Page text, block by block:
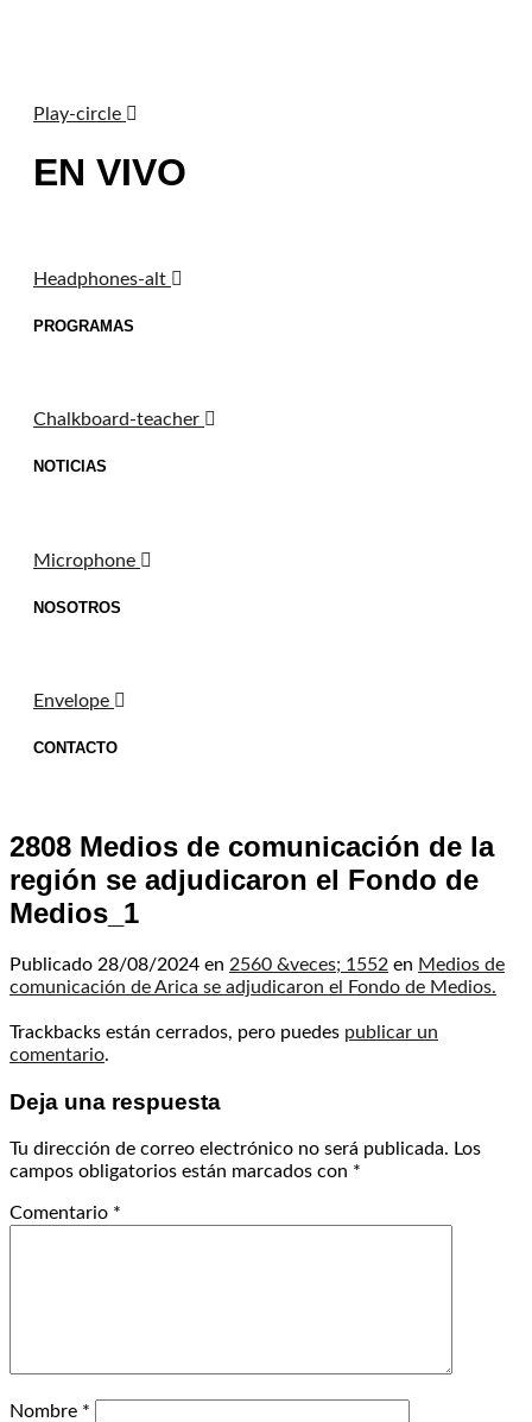
Play-circle
EN VIVO
Headphones-alt
PROGRAMAS
Chalkboard-teacher
NOTICIAS
Microphone
NOSOTROS
Envelope
CONTACTO
2808 Medios de comunicación de la
región se adjudicaron el Fondo de
Medios_1
Publicado 28/08/2024 en 2560 &veces; 1552 en Medios de
comunicación de Arica se adjudicaron el Fondo de Medios.
Trackbacks están cerrados, pero puedes publicar un
comentario.
Deja una respuesta
Tu dirección de correo electrónico no será publicada. Los
campos obligatorios están marcados con *
Comentario *
Nombre *